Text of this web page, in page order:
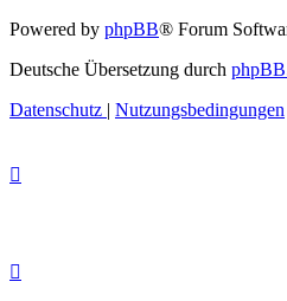
Powered by phpBB® Forum
Deutsche Übersetzung durch
Datenschutz | Nutzungsbedingungen